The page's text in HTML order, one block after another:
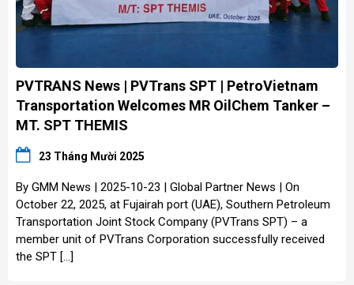
PVTRANS News | PVTrans SPT | PetroVietnam
Transportation Welcomes MR OilChem Tanker –
MT. SPT THEMIS
23 Tháng Mười 2025
By GMM News | 2025-10-23 | Global Partner News | On
October 22, 2025, at Fujairah port (UAE), Southern Petroleum
Transportation Joint Stock Company (PVTrans SPT) – a
member unit of PVTrans Corporation successfully received
the SPT […]